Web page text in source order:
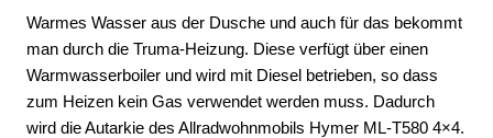
Warmes Wasser aus der Dusche und auch für das bekommt
man durch die Truma-Heizung. Diese verfügt über einen
Warmwasserboiler und wird mit Diesel betrieben, so dass
zum Heizen kein Gas verwendet werden muss. Dadurch
wird die Autarkie des Allradwohnmobils Hymer ML-T580 4×4.